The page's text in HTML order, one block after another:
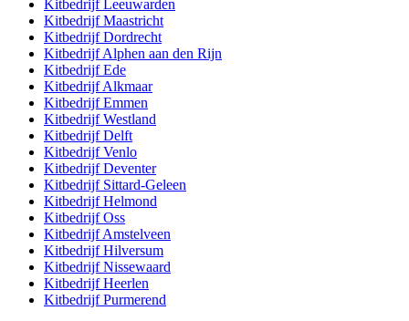
KitbedrijfLeeuwarden
KitbedrijfMaastricht
KitbedrijfDordrecht
KitbedrijfAlphen aan den Rijn
KitbedrijfEde
KitbedrijfAlkmaar
KitbedrijfEmmen
KitbedrijfWestland
KitbedrijfDelft
KitbedrijfVenlo
KitbedrijfDeventer
Kitbedrijf Sittard-Geleen
KitbedrijfHelmond
KitbedrijfOss
KitbedrijfAmstelveen
KitbedrijfHilversum
KitbedrijfNissewaard
KitbedrijfHeerlen
KitbedrijfPurmerend